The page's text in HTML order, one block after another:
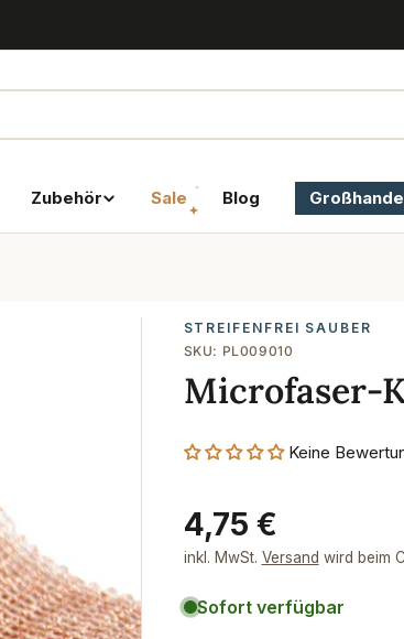
Zubehör Sale Blog
STREIFENFREI SAUBER
SKU: PL009010
Microfaser-
Keine
Regulärer
Preis
4,75 €
inkl. MwSt. Versand wird beim
Sofort verfügbar